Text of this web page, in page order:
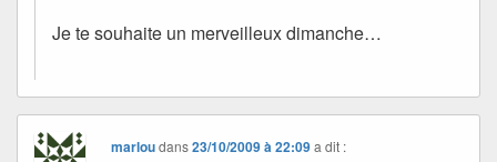
Je te souhaite un merveilleux dimanche…
marloudans23/10/2009 à 22:09 a dit :